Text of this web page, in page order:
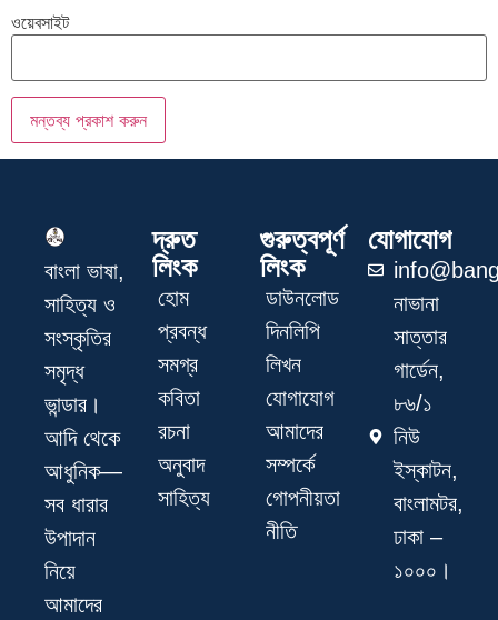
ওয়েবসাইট
বাংলা ভাষা,
সাহিত্য ও
সংস্কৃতির
সমৃদ্ধ
ভান্ডার।
আদি থেকে
আধুনিক—
সব ধারার
উপাদান
নিয়ে
আমাদের
দ্রুত
লিংক
হোম
প্রবন্ধ
সমগ্র
কবিতা
রচনা
অনুবাদ
সাহিত্য
গুরুত্বপূর্ণ
লিংক
ডাউনলোড
দিনলিপি
লিখন
যোগাযোগ
আমাদের
সম্পর্কে
গোপনীয়তা
নীতি
যোগাযোগ
নাভানা
সাত্তার
গার্ডেন,
৮৬/১
নিউ
ইস্কাটন,
বাংলামটর,
ঢাকা –
১০০০।